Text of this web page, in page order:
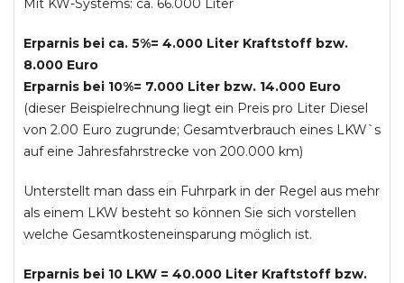
Mit KW-Systems: ca. 66.000 Liter
Erparnis bei ca. 5%= 4.000 Liter Kraftstoff bzw.
8.000 Euro
Erparnis bei 10%= 7.000 Liter bzw. 14.000 Euro
(dieser Beispielrechnung liegt ein Preis pro Liter Diesel
von 2.00 Euro zugrunde; Gesamtverbrauch eines LKW`s
auf eine Jahresfahrstrecke von 200.000 km)
Unterstellt man dass ein Fuhrpark in der Regel aus mehr
als einem LKW besteht so können Sie sich vorstellen
welche Gesamtkosteneinsparung möglich ist.
Erparnis bei 10 LKW = 40.000 Liter Kraftstoff bzw.